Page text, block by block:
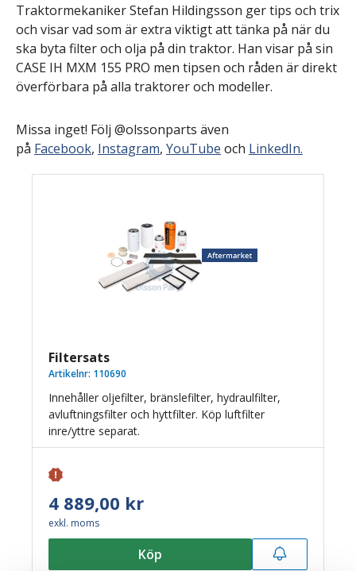
Traktormekaniker Stefan Hildingsson ger tips och trix
och visar vad som är extra viktigt att tänka på när du
ska byta filter och olja på din traktor. Han visar på sin
CASE IH MXM 155 PRO men tipsen och råden är direkt
överförbara på alla traktorer och modeller.
Missa inget! Följ @olssonparts även
på Facebook, Instagram, YouTube och LinkedIn.
Filtersats
Artikelnr: 110690
Innehåller oljefilter, bränslefilter, hydraulfilter,
avluftningsfilter och hyttfilter. Köp luftfilter
inre/yttre separat.
4 889,00 kr
exkl. moms
Köp